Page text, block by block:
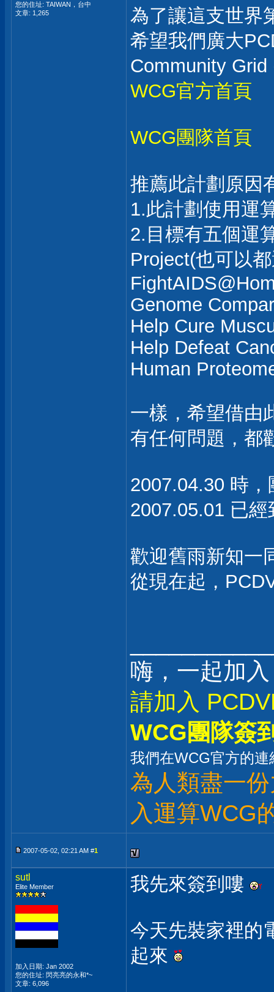
您的住址: TAIWAN，台中
文章: 1,265
為了讓這支世界
希望我們廣大
Community
WCG官方首頁
WCG團隊首頁
推薦此計劃原因
1.此計劃使用運
2.目標有五個運
Project(也可以
Genome
Help Cure
Help Defeat
Human
一樣，希望借由
有任何問題，都
2007.04.30 時
2007.05.01 已
歡迎舊雨新知一
從現在起，
嗨，一起加入
請加入
WCG團隊簽
我們在WCG官方的連
為人類盡一
入運算WCG
2007-05-02, 02:21 AM #1
sutl
Elite Member
加入日期: Jan 2002
您的住址: 閃亮亮的永和*~
文章: 6,096
我先來簽到嘍
今天先裝家裡的
起來